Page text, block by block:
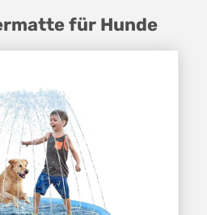
für Hunde